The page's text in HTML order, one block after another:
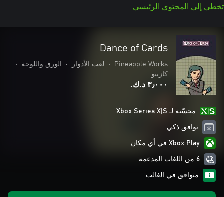
تخطي إلى المحتوى الرئيسي
Dance of Cards
Pineapple Works
• لعب الأدوار • الورق واللوحة
•
كازينو
٣٫٠٠٠ د.ك.‏
محسّنة لـ Xbox Series X|S
توافق ذكي
Xbox Play في أي مكان
6 من اللغات المدعمة
متوافق في الغالب